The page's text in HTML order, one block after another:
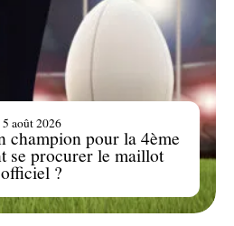
champion pour la 4ème
se procurer le maillot
officiel ?
5 août 2026